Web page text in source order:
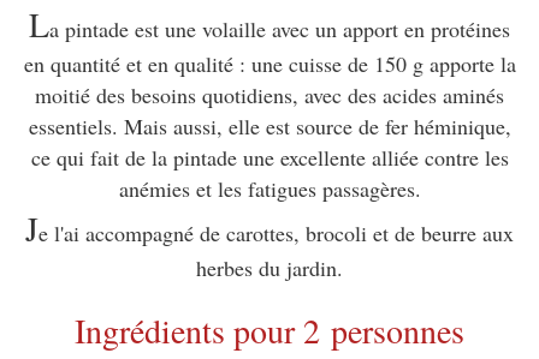
La pintade est une volaille avec un apport en protéines
en quantité et en qualité : une cuisse de 150 g apporte la
moitié des besoins quotidiens, avec des acides aminés
essentiels. Mais aussi, elle est source de fer héminique,
ce qui fait de la pintade une excellente alliée contre les
anémies et les fatigues passagères.
Je l'ai accompagné de carottes, brocoli et de beurre aux
herbes du jardin.
Ingrédients pour 2 personnes